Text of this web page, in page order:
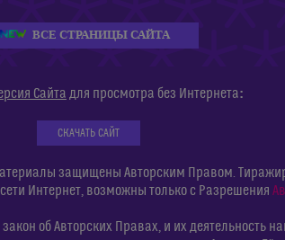
ВСЕ СТРАНИЦЫ САЙТА
Сайта для просмотра без Интернета:
СКАЧАТЬ САЙТ
защищены Авторским Правом.
Интернет, возможны только с Разрешения
об Авторских Правах, и их деятельность